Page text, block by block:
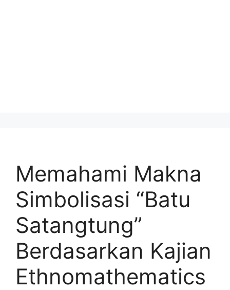
Memahami Makna
Simbolisasi “Batu
Satangtung”
Berdasarkan Kajian
Ethnomathematics